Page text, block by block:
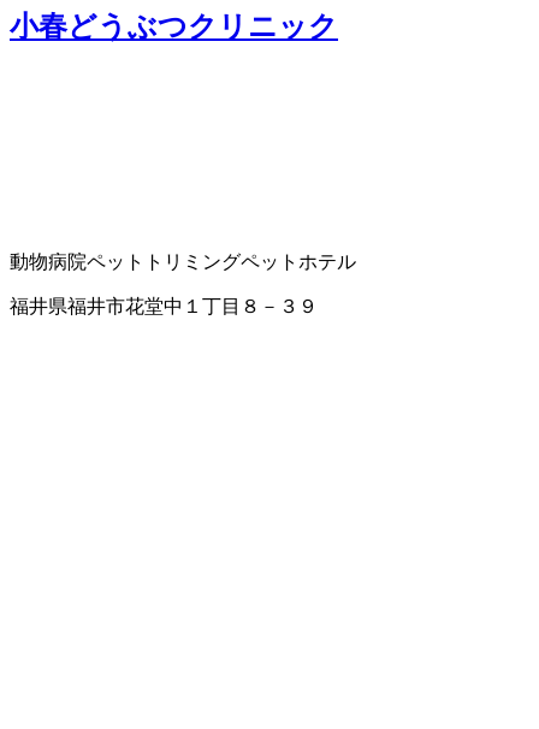
小春どうぶつクリニック
動物病院ペットトリミングペットホテル
福井県福井市花堂中１丁目８－３９